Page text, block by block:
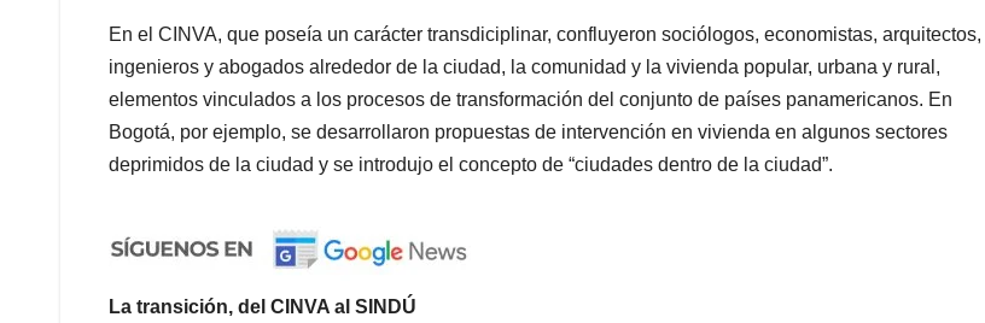
En el CINVA, que poseía un carácter transdiciplinar, confluyeron sociólogos, economistas, arquitectos,
ingenieros y abogados alrededor de la ciudad, la comunidad y la vivienda popular, urbana y rural,
elementos vinculados a los procesos de transformación del conjunto de países panamericanos. En
Bogotá, por ejemplo, se desarrollaron propuestas de intervención en vivienda en algunos sectores
deprimidos de la ciudad y se introdujo el concepto de “ciudades dentro de la ciudad”.
La transición, del CINVA al SINDÚ